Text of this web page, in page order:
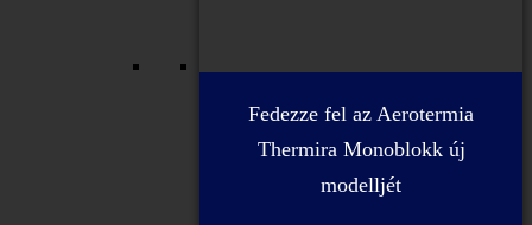
Fedezze fel az Aerotermia
Thermira Monoblokk új
modelljét